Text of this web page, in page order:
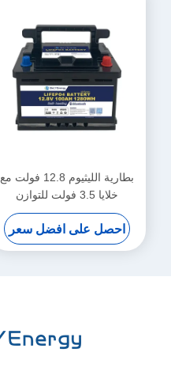
بطارية الليثيوم 12.8 فولت مع
خلايا 3.5 فولت للتوازن
احصل على افضل سعر